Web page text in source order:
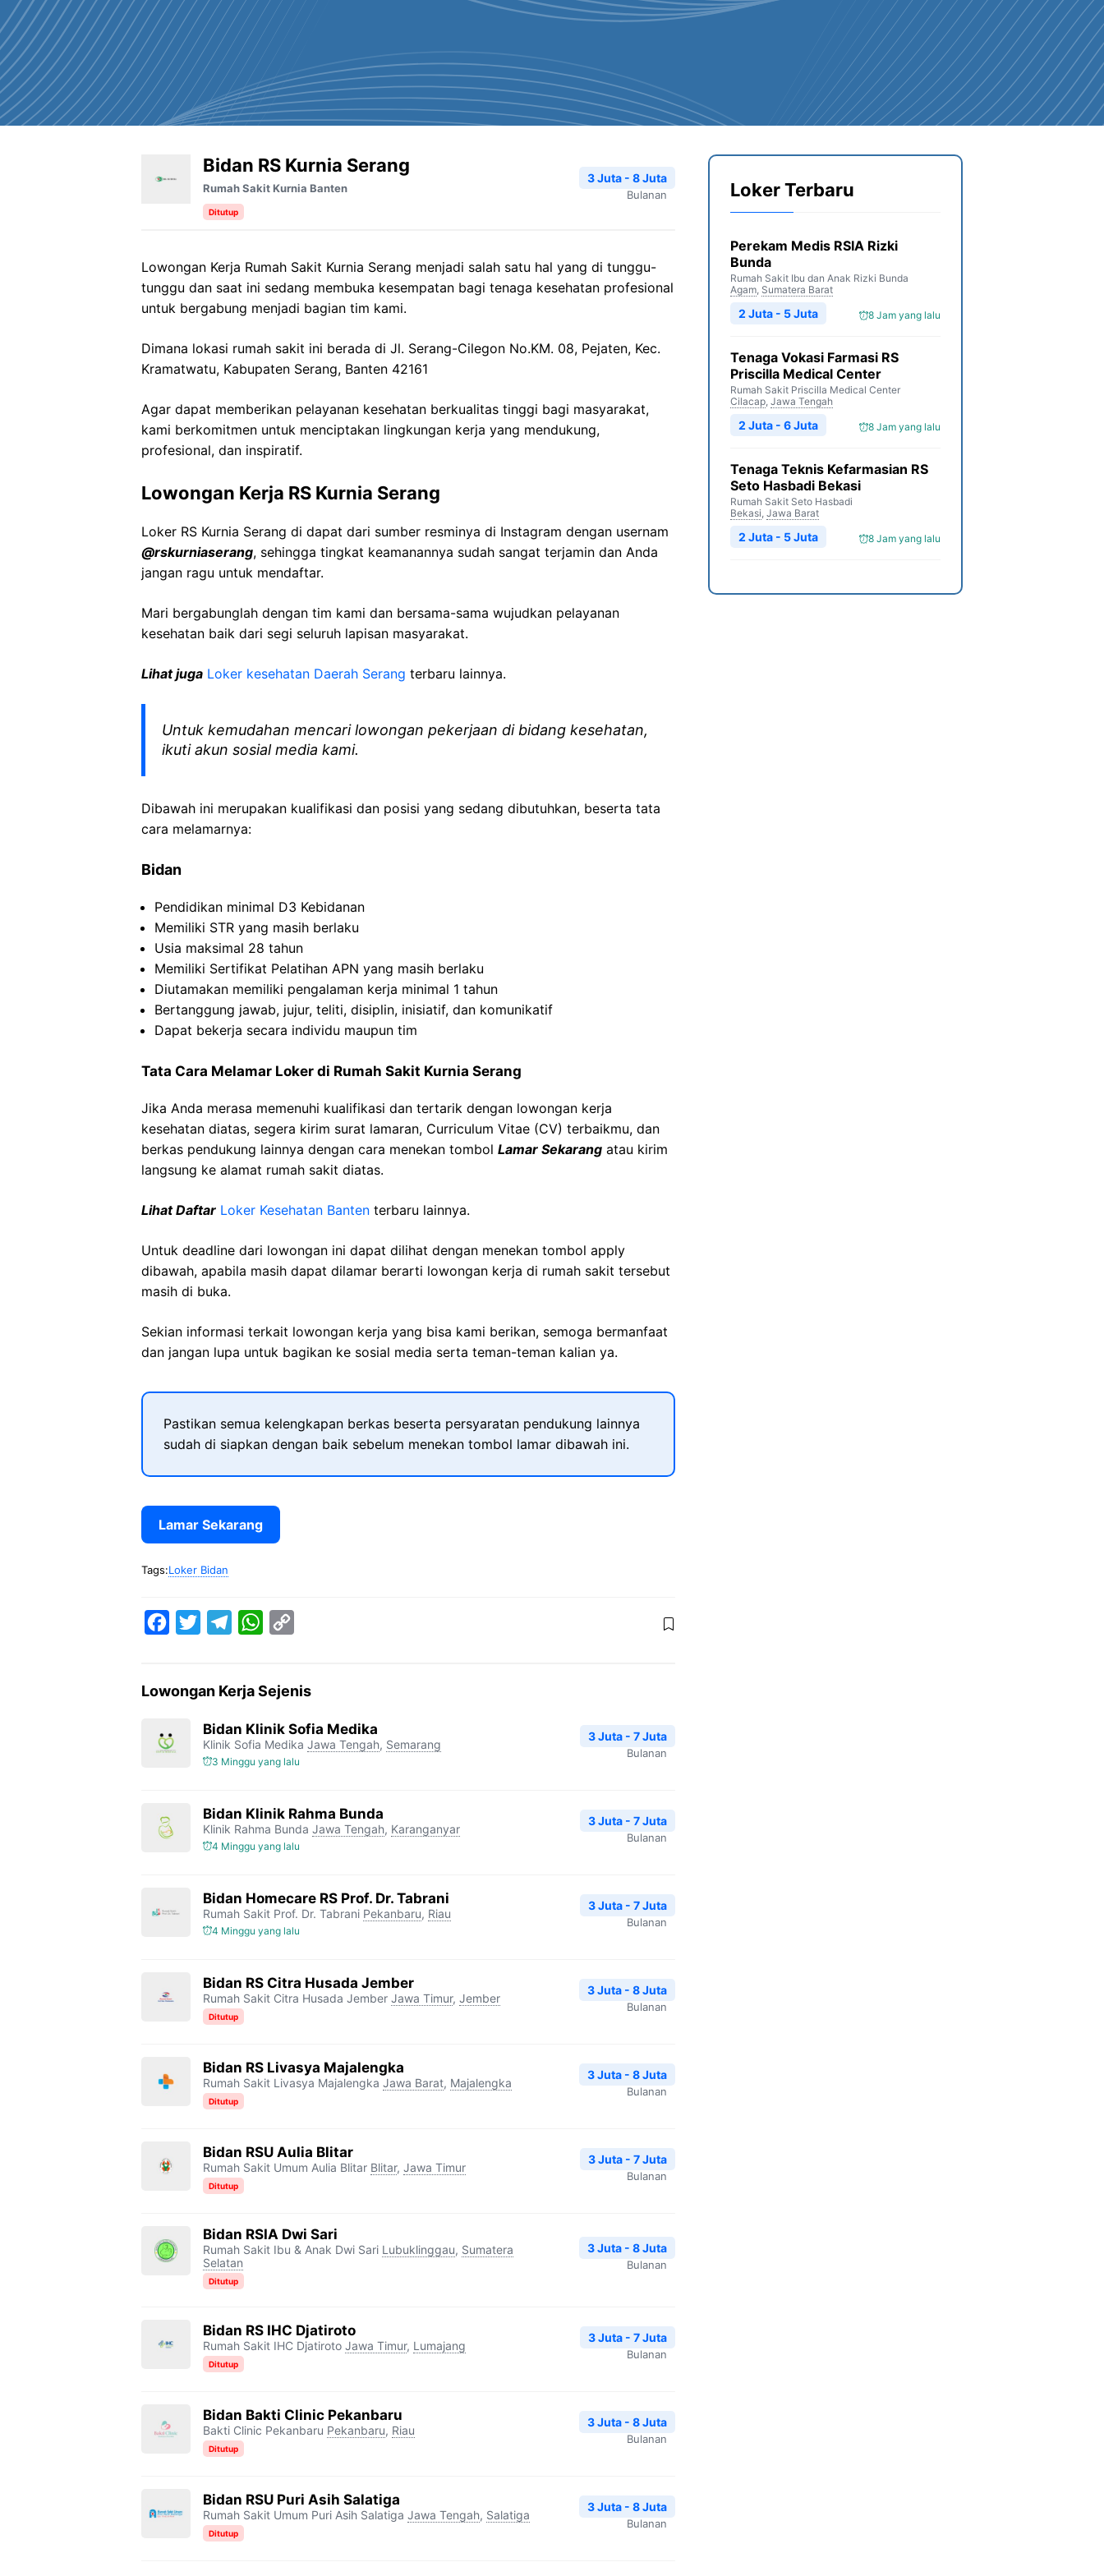
Bidan RS Kurnia Serang
Rumah Sakit Kurnia Banten
Ditutup
3 Juta - 8 Juta
Bulanan
Lowongan Kerja Rumah Sakit Kurnia Serang menjadi salah satu hal yang di tunggu-
tunggu dan saat ini sedang membuka kesempatan bagi tenaga kesehatan profesional
untuk bergabung menjadi bagian tim kami.
Dimana lokasi rumah sakit ini berada di Jl. Serang-Cilegon No.KM. 08, Pejaten, Kec.
Kramatwatu, Kabupaten Serang, Banten 42161
Agar dapat memberikan pelayanan kesehatan berkualitas tinggi bagi masyarakat,
kami berkomitmen untuk menciptakan lingkungan kerja yang mendukung,
profesional, dan inspiratif.
Lowongan Kerja RS Kurnia Serang
Loker RS Kurnia Serang di dapat dari sumber resminya di Instagram dengan usernam
@rskurniaserang, sehingga tingkat keamanannya sudah sangat terjamin dan Anda
jangan ragu untuk mendaftar.
Mari bergabunglah dengan tim kami dan bersama-sama wujudkan pelayanan
kesehatan baik dari segi seluruh lapisan masyarakat.
Lihat juga Loker kesehatan Daerah Serang terbaru lainnya.
Untuk kemudahan mencari lowongan pekerjaan di bidang kesehatan,
ikuti akun sosial media kami.
Dibawah ini merupakan kualifikasi dan posisi yang sedang dibutuhkan, beserta tata
cara melamarnya:
Bidan
Pendidikan minimal D3 Kebidanan
Memiliki STR yang masih berlaku
Usia maksimal 28 tahun
Memiliki Sertifikat Pelatihan APN yang masih berlaku
Diutamakan memiliki pengalaman kerja minimal 1 tahun
Bertanggung jawab, jujur, teliti, disiplin, inisiatif, dan komunikatif
Dapat bekerja secara individu maupun tim
Tata Cara Melamar Loker di Rumah Sakit Kurnia Serang
Jika Anda merasa memenuhi kualifikasi dan tertarik dengan lowongan kerja
kesehatan diatas, segera kirim surat lamaran, Curriculum Vitae (CV) terbaikmu, dan
berkas pendukung lainnya dengan cara menekan tombol Lamar Sekarang atau kirim
langsung ke alamat rumah sakit diatas.
Lihat Daftar Loker Kesehatan Banten terbaru lainnya.
Untuk deadline dari lowongan ini dapat dilihat dengan menekan tombol apply
dibawah, apabila masih dapat dilamar berarti lowongan kerja di rumah sakit tersebut
masih di buka.
Sekian informasi terkait lowongan kerja yang bisa kami berikan, semoga bermanfaat
dan jangan lupa untuk bagikan ke sosial media serta teman-teman kalian ya.
Pastikan semua kelengkapan berkas beserta persyaratan pendukung lainnya
sudah di siapkan dengan baik sebelum menekan tombol lamar dibawah ini.
Lamar Sekarang
Tags:Loker Bidan
e
o
t
t
e
r
e
r
a
W
t
A
p
y
L
i
n
Lowongan Kerja Sejenis
Bidan Klinik Sofia Medika
Klinik Sofia Medika Jawa Tengah, Semarang
3 Minggu yang lalu
3 Juta - 7 Juta
Bulanan
Bidan Klinik Rahma Bunda
Klinik Rahma Bunda Jawa Tengah, Karanganyar
4 Minggu yang lalu
3 Juta - 7 Juta
Bulanan
Bidan Homecare RS Prof. Dr. Tabrani
Rumah Sakit Prof. Dr. Tabrani Pekanbaru, Riau
4 Minggu yang lalu
3 Juta - 7 Juta
Bulanan
Bidan RS Citra Husada Jember
Rumah Sakit Citra Husada Jember Jawa Timur, Jember
Ditutup
3 Juta - 8 Juta
Bulanan
Bidan RS Livasya Majalengka
Rumah Sakit Livasya Majalengka Jawa Barat, Majalengka
Ditutup
3 Juta - 8 Juta
Bulanan
Bidan RSU Aulia Blitar
Rumah Sakit Umum Aulia Blitar Blitar, Jawa Timur
Ditutup
3 Juta - 7 Juta
Bulanan
Bidan RSIA Dwi Sari
Rumah Sakit Ibu & Anak Dwi Sari Lubuklinggau, Sumatera
Selatan
Ditutup
3 Juta - 8 Juta
Bulanan
Bidan RS IHC Djatiroto
Rumah Sakit IHC Djatiroto Jawa Timur, Lumajang
Ditutup
3 Juta - 7 Juta
Bulanan
Bidan Bakti Clinic Pekanbaru
Bakti Clinic Pekanbaru Pekanbaru, Riau
Ditutup
3 Juta - 8 Juta
Bulanan
Bidan RSU Puri Asih Salatiga
Rumah Sakit Umum Puri Asih Salatiga Jawa Tengah, Salatiga
Ditutup
3 Juta - 8 Juta
Bulanan
Loker Terbaru
Perekam Medis RSIA Rizki
Bunda
Rumah Sakit Ibu dan Anak Rizki Bunda
Agam, Sumatera Barat
8 Jam yang lalu
2 Juta - 5 Juta
Tenaga Vokasi Farmasi RS
Priscilla Medical Center
Rumah Sakit Priscilla Medical Center
Cilacap, Jawa Tengah
8 Jam yang lalu
2 Juta - 6 Juta
Tenaga Teknis Kefarmasian RS
Seto Hasbadi Bekasi
Rumah Sakit Seto Hasbadi
Bekasi, Jawa Barat
8 Jam yang lalu
2 Juta - 5 Juta